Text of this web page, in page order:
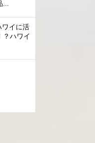
...
ワイに活
？ハワイ